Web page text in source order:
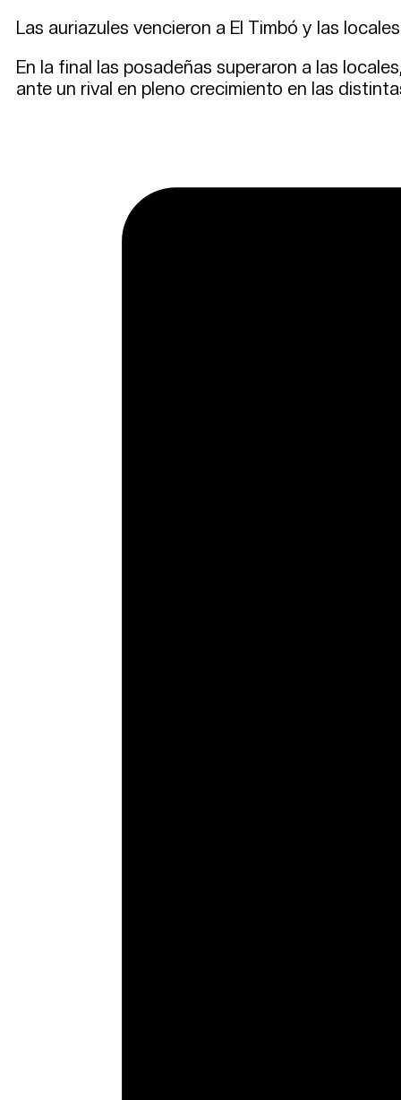
Las auriazules vencieron a El Timbó y las
En la final las posadeñas superaron a las
ante un rival en pleno crecimiento en las